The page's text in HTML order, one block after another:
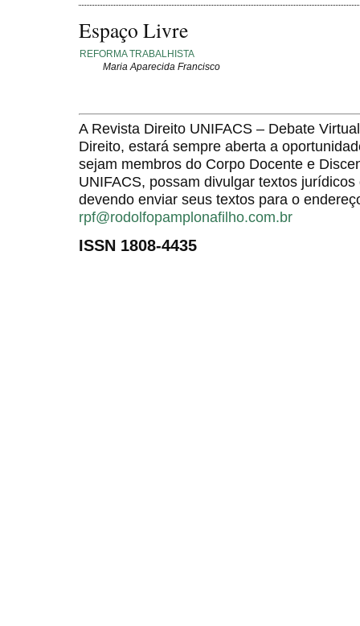
Espaço Livre
REFORMA TRABALHISTA
Maria Aparecida Francisco
A Revista Direito UNIFACS – Debate
Direito, estará sempre aberta a
sejam membros do Corpo Docente e
UNIFACS, possam divulgar textos
devendo enviar seus textos para o
rpf@rodolfopamplonafilho.com.br
ISSN 1808-4435